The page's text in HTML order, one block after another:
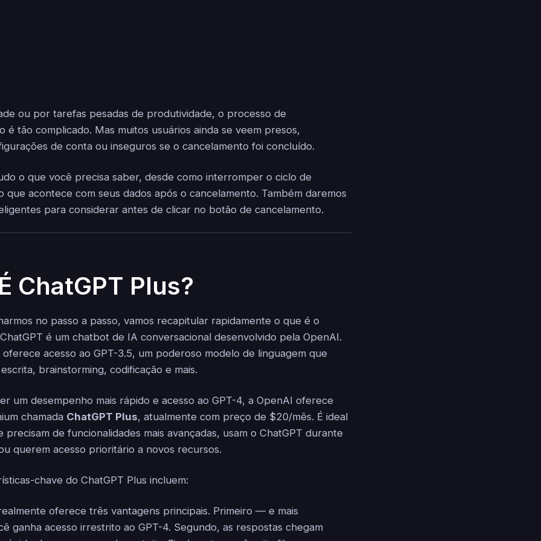
ou por tarefas pesadas de produtividade, o processo de
é tão complicado. Mas muitos usuários ainda se veem presos,
de conta ou inseguros se o cancelamento foi concluído.
o que você precisa saber, desde como interromper o ciclo de
que acontece com seus dados após o cancelamento. Também daremos
para considerar antes de clicar no botão de cancelamento.
ChatGPT Plus?
no passo a passo, vamos recapitular rapidamente o que é o
é um chatbot de IA conversacional desenvolvido pela OpenAI.
acesso ao GPT-3.5, um poderoso modelo de linguagem que
brainstorming, codificação e mais.
um desempenho mais rápido e acesso ao GPT-4, a OpenAI oferece
chamada ChatGPT Plus, atualmente com preço de $20/mês. É ideal
precisam de funcionalidades mais avançadas, usam o ChatGPT durante
querem acesso prioritário a novos recursos.
chave do ChatGPT Plus incluem:
oferece três vantagens principais. Primeiro — e mais
ganha acesso irrestrito ao GPT-4. Segundo, as respostas chegam